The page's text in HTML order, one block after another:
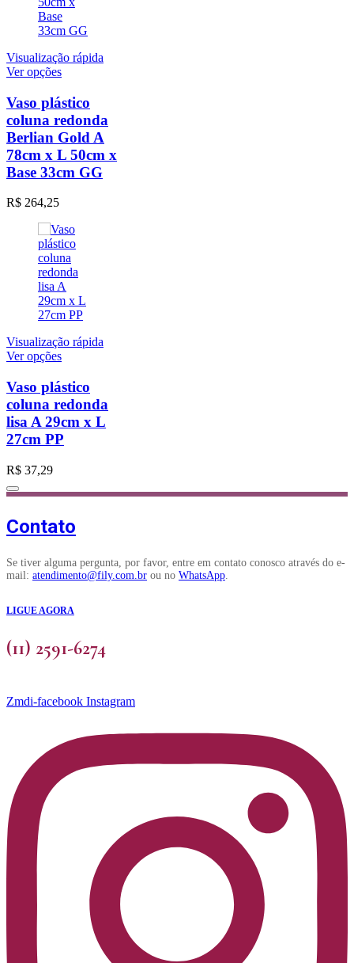
Visualização rápida
Ver opçõesEste
tem
várias
variantes.
As
opções
podem
página
do
produto
Vaso plástico
coluna redonda
Berlian Gold A
78cm x L 50cm x
Base 33cm GG
R$ 264,25
Visualização rápida
Ver opçõesEste
tem
várias
variantes.
As
opções
na
do
Vaso plástico
coluna redonda
lisa A 29cm x L
27cm PP
R$ 37,29
Contato
Se tiver alguma pergunta, por favor, entre em contato conosco através do e-
mail: atendimento@fily.com.br ou no WhatsApp
LIGUE AGORA
(11) 2591-6274
Zmdi-facebook Instagram